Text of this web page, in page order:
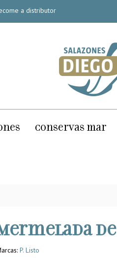
a distributor
Conservas mar
P. Listo